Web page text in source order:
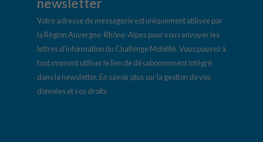
newsletter
Votre adresse de messagerie est uniquement utilisée par
la Région Auvergne-Rhône-Alpes pour vous envoyer les
lettres d’information du Challenge Mobilité. Vous pouvez à
tout moment utiliser le lien de désabonnement intégré
dans la newsletter. En savoir plus sur la gestion de vos
données et vos droits